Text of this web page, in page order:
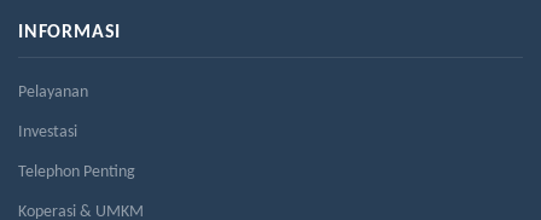
INFORMASI
Pelayanan
Investasi
Telephon Penting
Koperasi & UMKM